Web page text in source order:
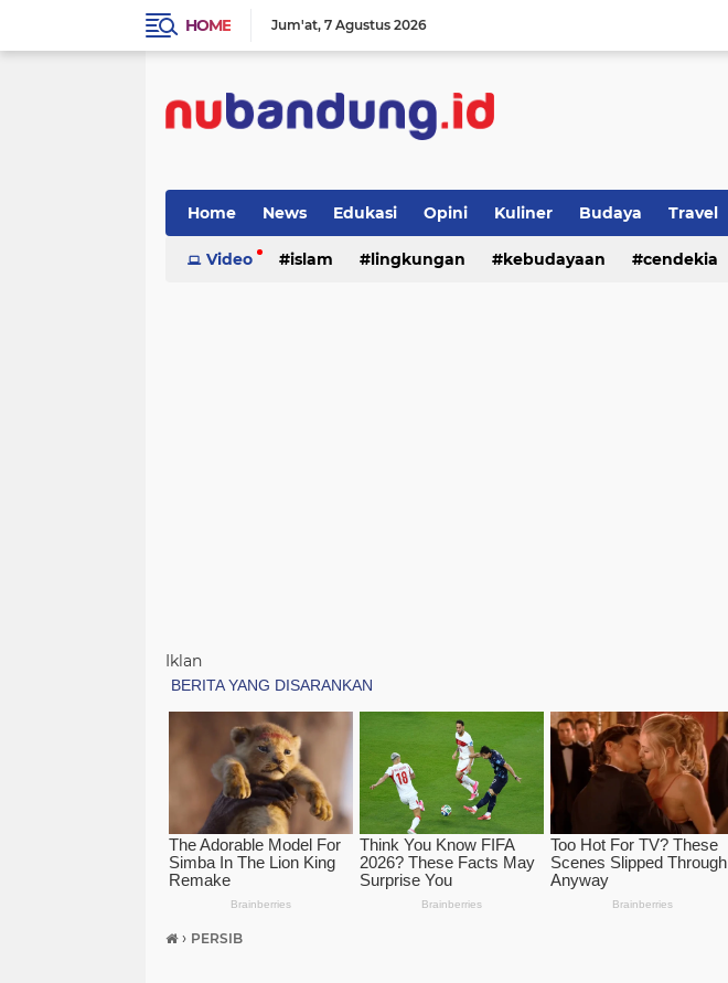
HOME Jum'at 7 Agustus 2026
Home News Edukasi Opini Kuliner Budaya Travel
Video islam lingkungan kebudayaan cendekia
Iklan
› PERSIB